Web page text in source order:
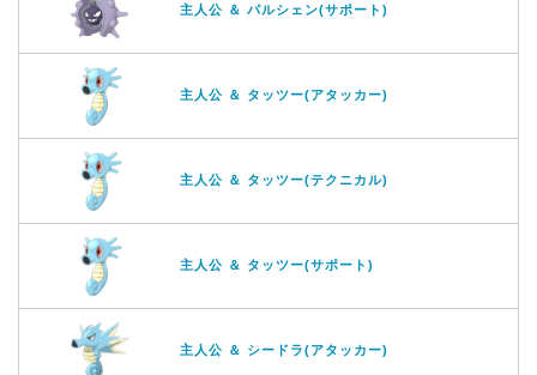
主人公 ＆ パルシェン(サポート)
主人公 ＆ タッツー(アタッカー)
主人公 ＆ タッツー(テクニカル)
主人公 ＆ タッツー(サポート)
主人公 ＆ シードラ(アタッカー)